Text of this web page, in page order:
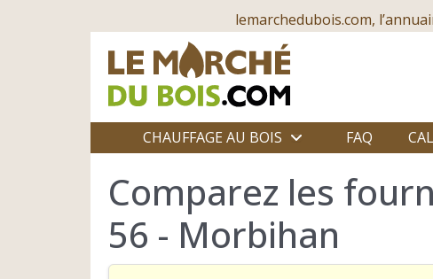
lemarchedubois.com,
CHAUFFAGE AU BOIS FAQ
Comparez les
56 - Morbihan